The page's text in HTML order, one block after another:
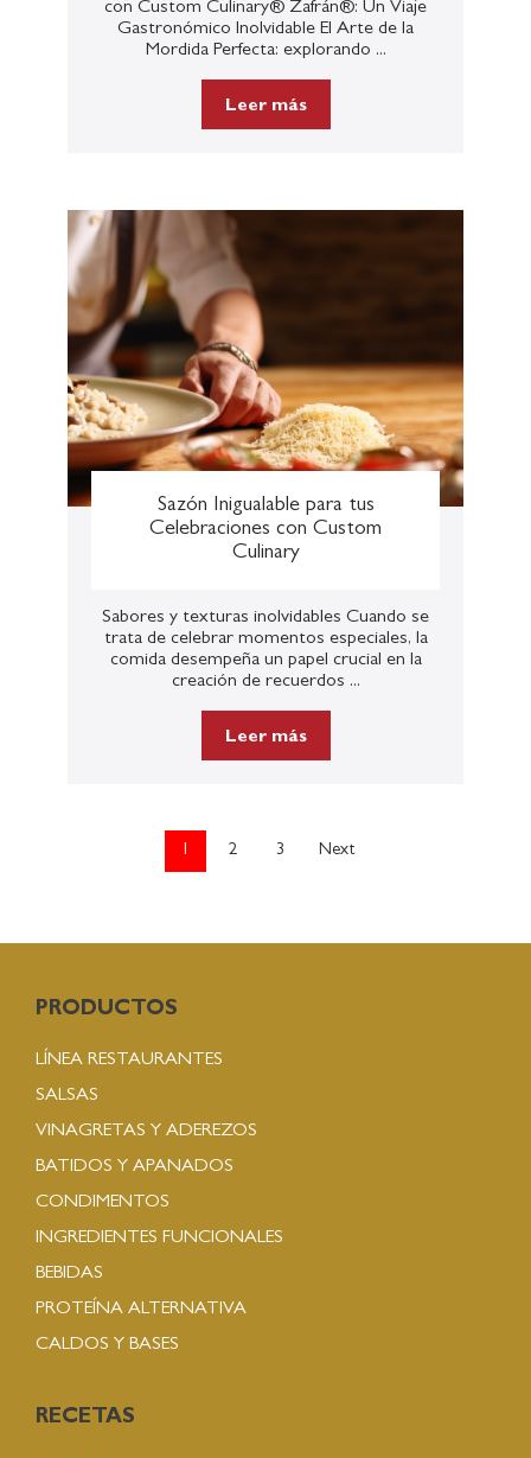
con Custom Culinary® Zafrán®: Un Viaje
Gastronómico Inolvidable El Arte de la
Mordida Perfecta: explorando ...
Leer más
Sazón Inigualable para tus
Celebraciones con Custom
Culinary
Sabores y texturas inolvidables Cuando se
trata de celebrar momentos especiales, la
comida desempeña un papel crucial en la
creación de recuerdos ...
Leer más
1 2 3 Next
PRODUCTOS
LÍNEA RESTAURANTES
SALSAS
VINAGRETAS Y ADEREZOS
BATIDOS Y APANADOS
CONDIMENTOS
INGREDIENTES FUNCIONALES
BEBIDAS
PROTEÍNA ALTERNATIVA
CALDOS Y BASES
RECETAS